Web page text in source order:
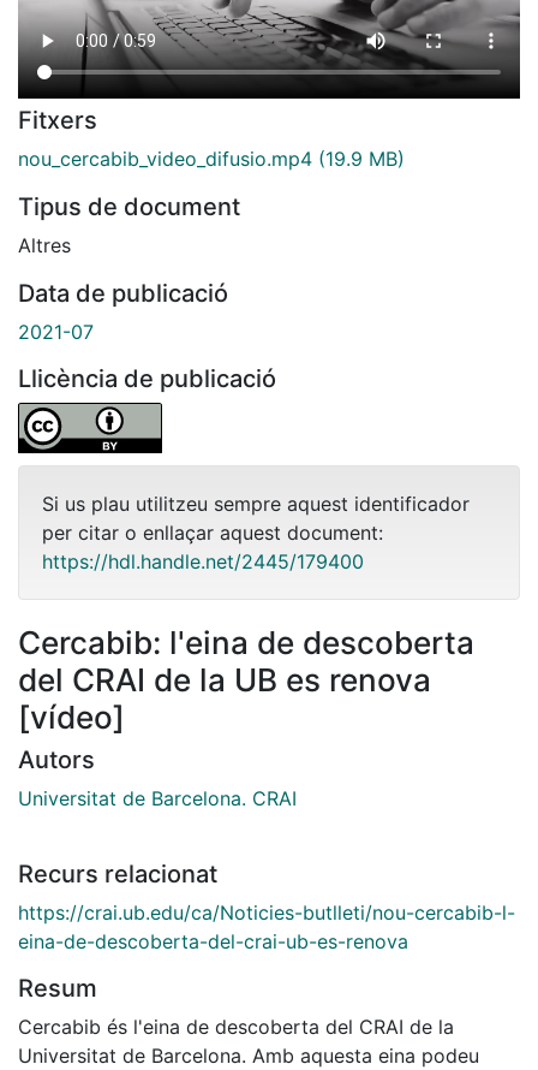
Fitxers
nou_cercabib_video_difusio.mp4 (19.9 MB)
Tipus de document
Altres
Data de publicació
2021-07
Llicència de publicació
Si us plau utilitzeu sempre aquest identificador
per citar o enllaçar aquest document:
https://hdl.handle.net/2445/179400
Cercabib: l'eina de descoberta
del CRAI de la UB es renova
[vídeo]
Autors
Universitat de Barcelona. CRAI
Recurs relacionat
https://crai.ub.edu/ca/Noticies-butlleti/nou-cercabib-l-
eina-de-descoberta-del-crai-ub-es-renova
Resum
Cercabib és l'eina de descoberta del CRAI de la
Universitat de Barcelona. Amb aquesta eina podeu